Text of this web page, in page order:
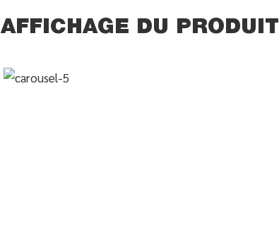
AFFICHAGE DU PRODUIT